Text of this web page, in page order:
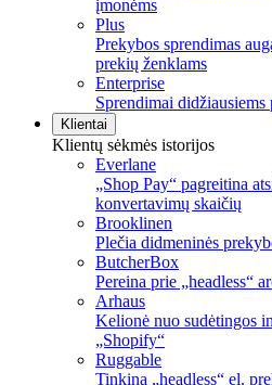
įmonėms
Plus
Prekybos sprendimas
prekių ženklams
Enterprise
Sprendimai
Klientai
Klientų sėkmės istorijos
Everlane
„Shop Pay“ pagreitina
konvertavimų skaičių
Brooklinen
Plečia didmeninės
ButcherBox
Pereina prie „headless“
Arhaus
Kelionė nuo sudėtingos
„Shopify“
Ruggable
Tinkina „headless“ el.